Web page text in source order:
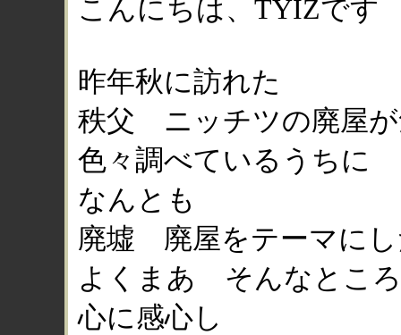
こんにちは、TYIZです
昨年秋に訪れた
秩父 ニッチツの廃屋
色々調べているうちに
なんとも
廃墟 廃屋をテーマにし
よくまあ そんなとこ
心に感心し